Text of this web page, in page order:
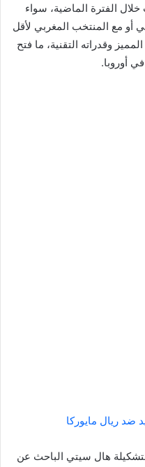
خلال الفترة الماضية، سواء
أو مع المنتخب المغربي لأقل
المميز وقدراته التقنية، ما فتح
أوروبا.
ضد ريال مايوركا
هال سيتي الباحث عن